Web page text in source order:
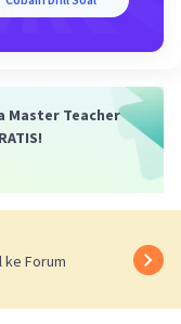
25
sosial,
manusia yang
Objek
manusia sebagai
Master Teacher
ke Forum